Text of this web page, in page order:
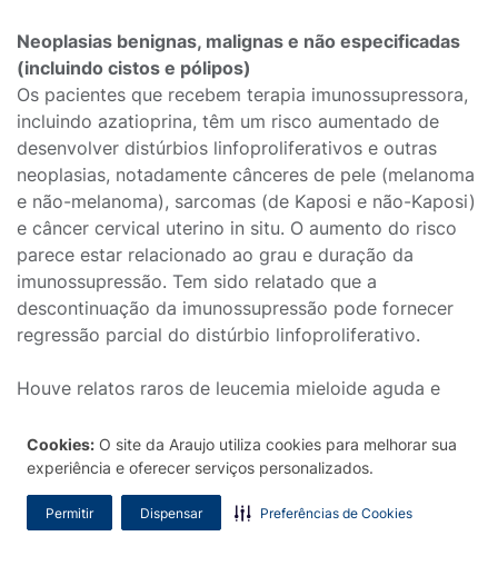
Cookies: O site da Araujo utiliza cookies para melhorar sua
experiência e oferecer serviços personalizados.
Permitir Dispensar Preferências de Cookies
Neoplasias benignas, malignas e não especificadas
(incluindo cistos e pólipos)
Os pacientes que recebem terapia imunossupressora,
incluindo azatioprina, têm um risco aumentado de
desenvolver distúrbios linfoproliferativos e outras
neoplasias, notadamente cânceres de pele (melanoma
e não-melanoma), sarcomas (de Kaposi e não-Kaposi)
e câncer cervical uterino in situ. O aumento do risco
parece estar relacionado ao grau e duração da
imunossupressão. Tem sido relatado que a
descontinuação da imunossupressão pode fornecer
regressão parcial do distúrbio linfoproliferativo.
Houve relatos raros de leucemia mieloide aguda e
cromossômicas).
Distúrbios dos sistemas hematológico e linfático
A azatioprina pode estar associada a uma depressão
relacionada à dose, geralmente reversível, da função